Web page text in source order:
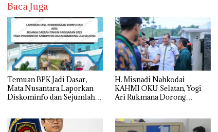
Baca Juga
Temuan BPK Jadi Dasar,
Mata Nusantara Laporkan
Diskominfo dan Sejumlah
H. Misnadi Nahkodai
KAHMI OKU Selatan, Yogi
Ari Rukmana Dorong